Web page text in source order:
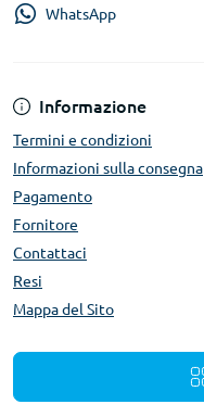
Informazione
Termini e condizioni
Informazioni sulla consegna
Pagamento
Fornitore
Contattaci
Resi
Mappa del Sito
WhatsApp